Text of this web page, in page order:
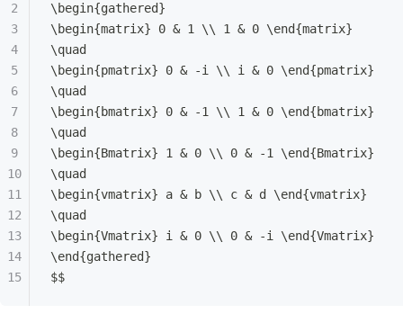
\begin{gathered}
\begin{matrix} 0 & 1 \\ 1 & 0 \end{matrix}
\quad
\begin{pmatrix} 0 & -i \\ i & 0 \end{pmatrix}
\quad
\begin{bmatrix} 0 & -1 \\ 1 & 0 \end{bmatrix}
\quad
\begin{Bmatrix} 1 & 0 \\ 0 & -1 \end{Bmatrix}
\quad
\begin{vmatrix} a & b \\ c & d \end{vmatrix}
\quad
\begin{Vmatrix} i & 0 \\ 0 & -i \end{Vmatrix}
\end{gathered}
$$